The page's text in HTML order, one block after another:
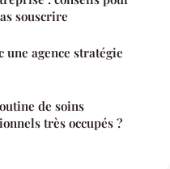
souscrire
une agence stratégie
de soins
très occupés ?